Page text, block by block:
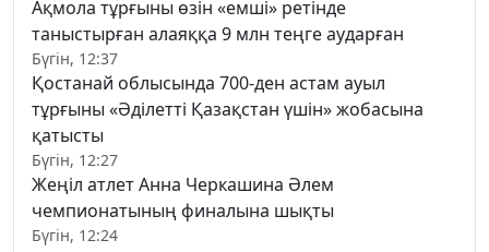
Ақмола тұрғыны өзін «емші» ретінде
таныстырған алаяққа 9 млн теңге аударған
Бүгін, 12:37
Қостанай облысында 700-ден астам ауыл
тұрғыны «Әділетті Қазақстан үшін» жобасына
қатысты
Бүгін, 12:27
Жеңіл атлет Анна Черкашина Әлем
чемпионатының финалына шықты
Бүгін, 12:24